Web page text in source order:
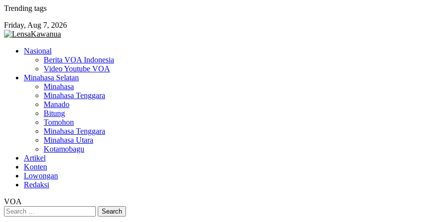
Skip
content
Trending tags
Friday, Aug 7, 2026
Nasional
Berita VOA Indonesia
Video Youtube VOA
Minahasa Selatan
Minahasa
Minahasa Tenggara
Manado
Bitung
Tomohon
Minahasa Tenggara
Minahasa Utara
Kotamobagu
Artikel
Konten
Lowongan
Redaksi
VOA
Search
for: